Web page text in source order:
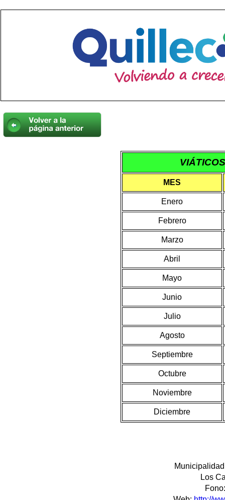
MES
Enero
Febrero
Marzo
Abril
Mayo
Junio
Julio
Agosto
Septiembre
Octubre
Noviembre
Diciembre
Los